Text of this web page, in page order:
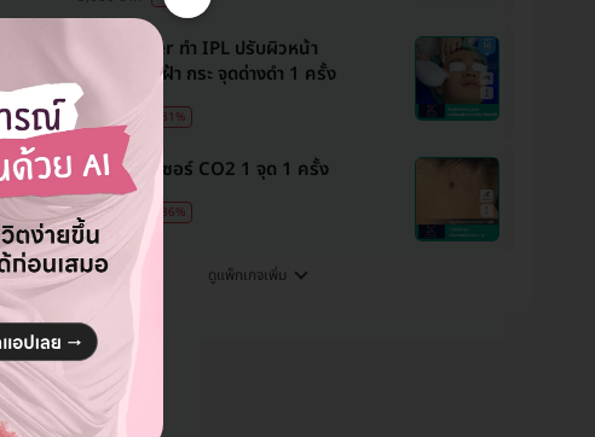
Brightening Laser ทำ IPL ปรับผิวหน้า
กระจ่างใส ไร้รอยสิว ฝ้า กระ จุดด่างดำ 1 ครั้ง
960 บาท5,000 บาท -81%
กำจัดไฝ กระ ด้วยเลเซอร์ CO2 1 จุด 1 ครั้ง
960 บาท1,500 บาท -36%
ดูแพ็กเกจเพิ่ม